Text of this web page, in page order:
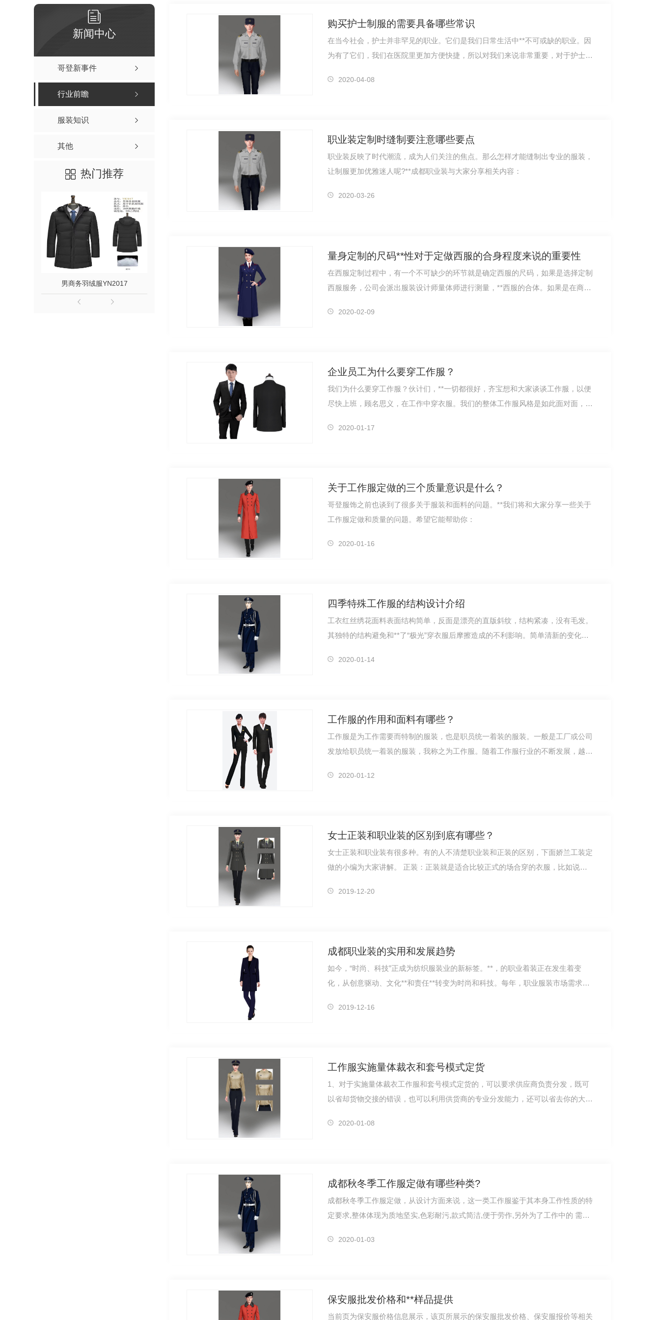
新闻中心
哥登新事件
行业前瞻
服装知识
其他
热门推荐
男商务羽绒服YN2017 女中长款羽绒服YN2017 行政客服冬装羽绒服1185S（男） 行政客服冬装短款ZY018
购买护士制服的需要具备哪些常识
在当今社会，护士并非罕见的职业。它们是我们日常生活中**不可或缺的职业。因
为有了它们，我们在医院里更加方便快捷，所以对我们来说非常重要，对于护士而
2020-04-08
职业装定制时缝制要注意哪些要点
职业装反映了时代潮流，成为人们关注的焦点。那么怎样才能缝制出专业的服装，
让制服更加优雅迷人呢?**成都职业装与大家分享相关内容：
2020-03-26
量身定制的尺码**性对于定做西服的合身程度来说的重要性
在西服定制过程中，有一个不可缺少的环节就是确定西服的尺码，如果是选择定制
西服服务，公司会派出服装设计师量体师进行测量，**西服的合体。如果是在商场
2020-02-09
企业员工为什么要穿工作服？
我们为什么要穿工作服？伙计们，**一切都很好，齐宝想和大家谈谈工作服，以便
尽快上班，顾名思义，在工作中穿衣服。我们的整体工作服风格是如此面对面，也
2020-01-17
关于工作服定做的三个质量意识是什么？
哥登服饰之前也谈到了很多关于服装和面料的问题。**我们将和大家分享一些关于
工作服定做和质量的问题。希望它能帮助你：
2020-01-16
四季特殊工作服的结构设计介绍
工衣红丝绣花面料表面结构简单，反面是漂亮的直版斜纹，结构紧凑，没有毛发。
其独特的结构避免和**了“极光”穿衣服后摩擦造成的不利影响。简单清新的变化与
2020-01-14
工作服的作用和面料有哪些？
工作服是为工作需要而特制的服装，也是职员统一着装的服装。一般是工厂或公司
发放给职员统一着装的服装，我称之为工作服。随着工作服行业的不断发展，越来
2020-01-12
女士正装和职业装的区别到底有哪些？
女士正装和职业装有很多种。有的人不清楚职业装和正装的区别，下面娇兰工装定
做的小编为大家讲解。 正装：正装就是适合比较正式的场合穿的衣服，比如说参
2019-12-20
成都职业装的实用和发展趋势
如今，“时尚、科技”正成为纺织服装业的新标签。**，的职业着装正在发生着变
化，从创意驱动、文化**和责任**转变为时尚和科技。每年，职业服装市场需求在
2019-12-16
工作服实施量体裁衣和套号模式定货
1、对于实施量体裁衣工作服和套号模式定货的，可以要求供应商负责分发，既可
以省却货物交接的错误，也可以利用供货商的专业分发能力，还可以省去你的大部
2020-01-08
成都秋冬季工作服定做有哪些种类?
成都秋冬季工作服定做，从设计方面来说，这一类工作服鉴于其本身工作性质的特
定要求,整体体现为质地坚实,色彩耐污,款式简洁,便于劳作,另外为了工作中的 需要,
2020-01-03
保安服批发价格和**样品提供
当前页为保安服价格信息展示，该页所展示的保安服批发价格、保安服报价等相关